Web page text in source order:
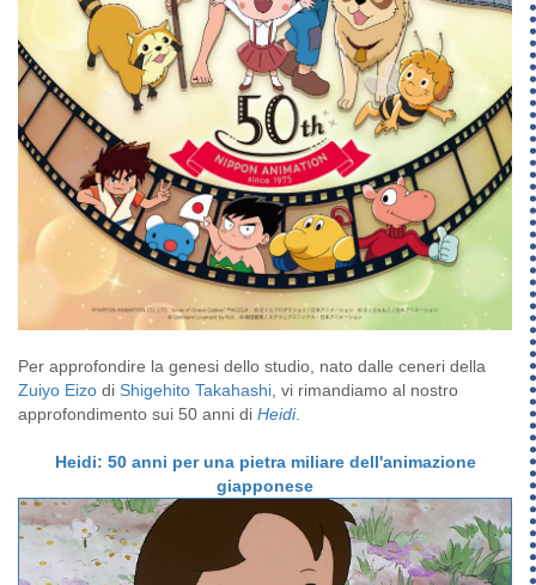
Per approfondire la genesi dello studio, nato dalle ceneri della
Zuiyo Eizo di Shigehito Takahashi , vi rimandiamo al nostro
approfondimento sui 50 anni di Heidi.
Heidi: 50 anni per una pietra miliare dell'animazione
giapponese